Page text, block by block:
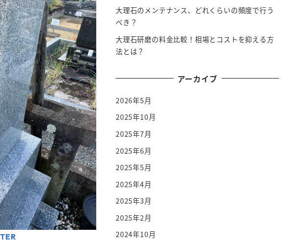
大理石のメンテナンス、どれくらいの頻度で行う
べき？
大理石研磨の料金比較！相場とコストを抑える方
法とは？
アーカイブ
2026年5月
2025年10月
2025年7月
2025年6月
2025年5月
2025年4月
2025年3月
2025年2月
2024年10月